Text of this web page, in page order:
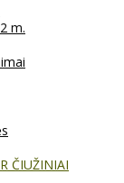
m.
ČIUŽINIAI